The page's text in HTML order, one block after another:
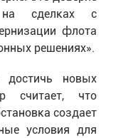
на сделках с
флота
решениях».
достичь новых
считает, что
создает
условия для